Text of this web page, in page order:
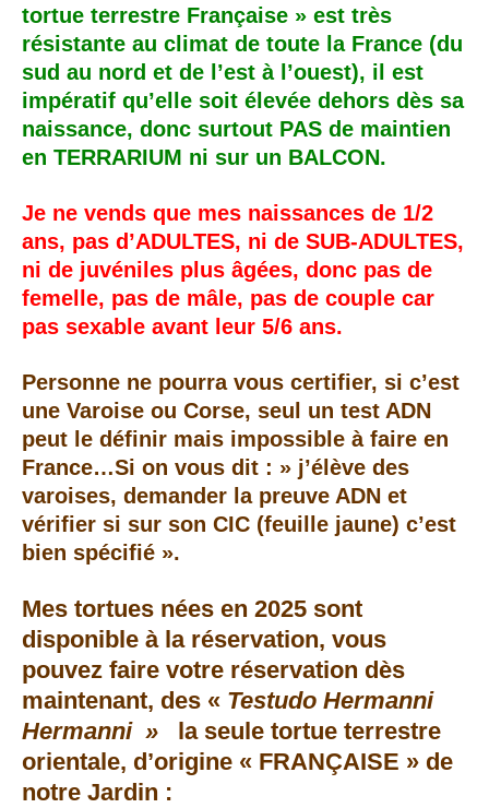
tortue terrestre Française » est très
résistante au climat de toute la France (du
sud au nord et de l’est à l’ouest), il est
impératif qu’elle soit élevée dehors dès sa
naissance, donc surtout PAS de maintien
en TERRARIUM ni sur un BALCON.
Je ne vends que mes naissances de 1/2
ans, pas d’ADULTES, ni de SUB-ADULTES,
ni de juvéniles plus âgées, donc pas de
femelle, pas de mâle, pas de couple car
pas sexable avant leur 5/6 ans.
Personne ne pourra vous certifier, si c’est
une Varoise ou Corse, seul un test ADN
peut le définir mais impossible à faire en
France…Si on vous dit : » j’élève des
varoises, demander la preuve ADN et
vérifier si sur son CIC (feuille jaune) c’est
bien spécifié ».
Mes tortues nées en 2025 sont
disponible à la réservation, vous
pouvez faire votre réservation dès
maintenant, des « Testudo Hermanni
Hermanni » la seule tortue terrestre
orientale, d’origine « FRANÇAISE » de
notre Jardin :